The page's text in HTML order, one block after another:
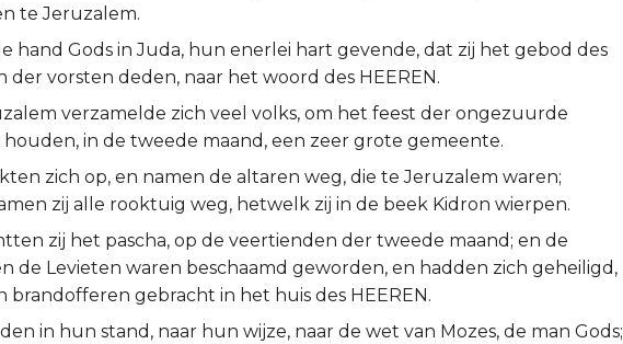
te Jeruzalem.
hand Gods in Juda, hun enerlei hart gevende, dat zij het gebod des
der vorsten deden, naar het woord des HEEREN.
verzamelde zich veel volks, om het feest der ongezuurde
in de tweede maand, een zeer grote gemeente.
zich op, en namen de altaren weg, die te Jeruzalem waren;
zij alle rooktuig weg, hetwelk zij in de beek Kidron wierpen.
zij het pascha, op de veertienden der tweede maand; en de
de Levieten waren beschaamd geworden, en hadden zich geheiligd,
brandofferen gebracht in het huis des HEEREN.
in hun stand, naar hun wijze, naar de wet van Mozes, de man Gods;